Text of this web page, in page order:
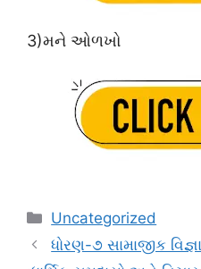
3)મને ઓળખો
Categories
Uncategorized
ધોરણ-૭ સામાજીક